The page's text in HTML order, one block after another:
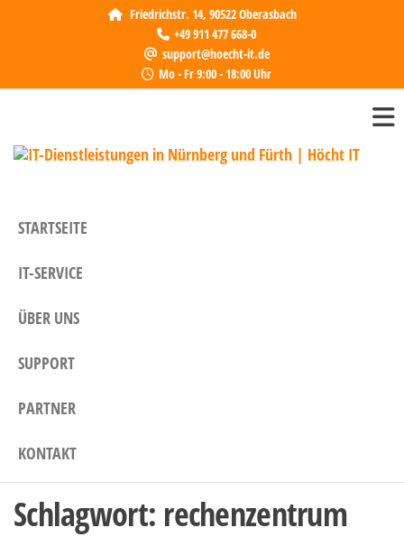
Friedrichstr. 14, 90522 Oberasbach
+49 911 477 668-0
support@hoecht-it.de
Mo - Fr 9:00 - 18:00 Uhr
STARTSEITE
IT-SERVICE
ÜBER UNS
SUPPORT
PARTNER
KONTAKT
Schlagwort: rechenzentrum